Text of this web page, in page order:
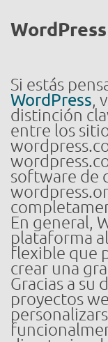
Si estás
WordPress,
distinción
entre los
software de
En general,
plataforma
flexible que
crear una
Gracias a su
proyectos